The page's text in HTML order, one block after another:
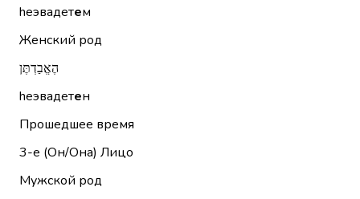
hеэвадетем
Женский род
הֶאֱבַדְתֶּן
hеэвадетен
Прошедшее время
3-е (Он/Она) Лицо
Мужской род